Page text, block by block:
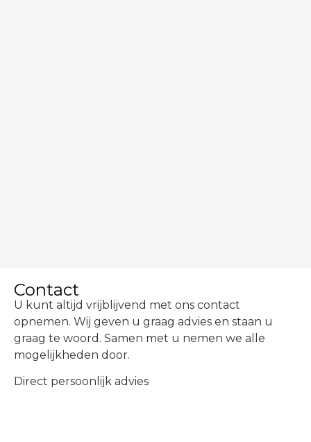
Contact
U kunt altijd vrijblijvend met ons contact
opnemen. Wij geven u graag advies en staan u
graag te woord. Samen met u nemen we alle
mogelijkheden door.
Direct persoonlijk advies